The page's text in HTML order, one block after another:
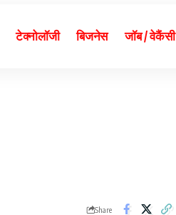
टेक्नोलॉजी बिजनेस जॉब / वेकैंसी
Share